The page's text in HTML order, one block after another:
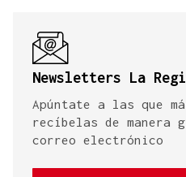
Newsletters La
Apúntate a las que
recíbelas de manera
correo electrónico